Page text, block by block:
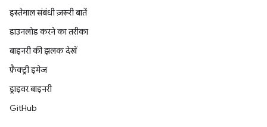
इस्तेमाल संबंधी ज़रूरी बातें
डाउनलोड करने का तरीका
बाइनरी की झलक देखें
फ़ैक्ट्री इमेज
ड्राइवर बाइनरी
GitHub